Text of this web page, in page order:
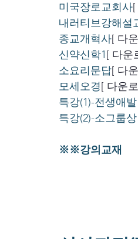
미국장로교회사
내러티브강해설
종교개혁사[ 다
신약신학1[ 다운
소요리문답[ 다
모세오경[ 다운
특강(1)-전생애
특강(2)-소그룹
※※강의교재